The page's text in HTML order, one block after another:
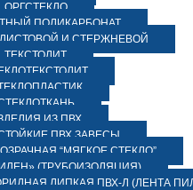
ОРГСТЕКЛО
ПОЛИКАРБОНАТ
И СТЕРЖНЕВОЙ
ТЕКСТОЛИТ
ИЗ ПВХ
ПВХ ЗАВЕСЫ
“МЯГКОЕ СТЕКЛО”
(ТРУБОИЗОЛЯЦИЯ)
ЛИПКАЯ ПВХ-Л (ЛЕНТА